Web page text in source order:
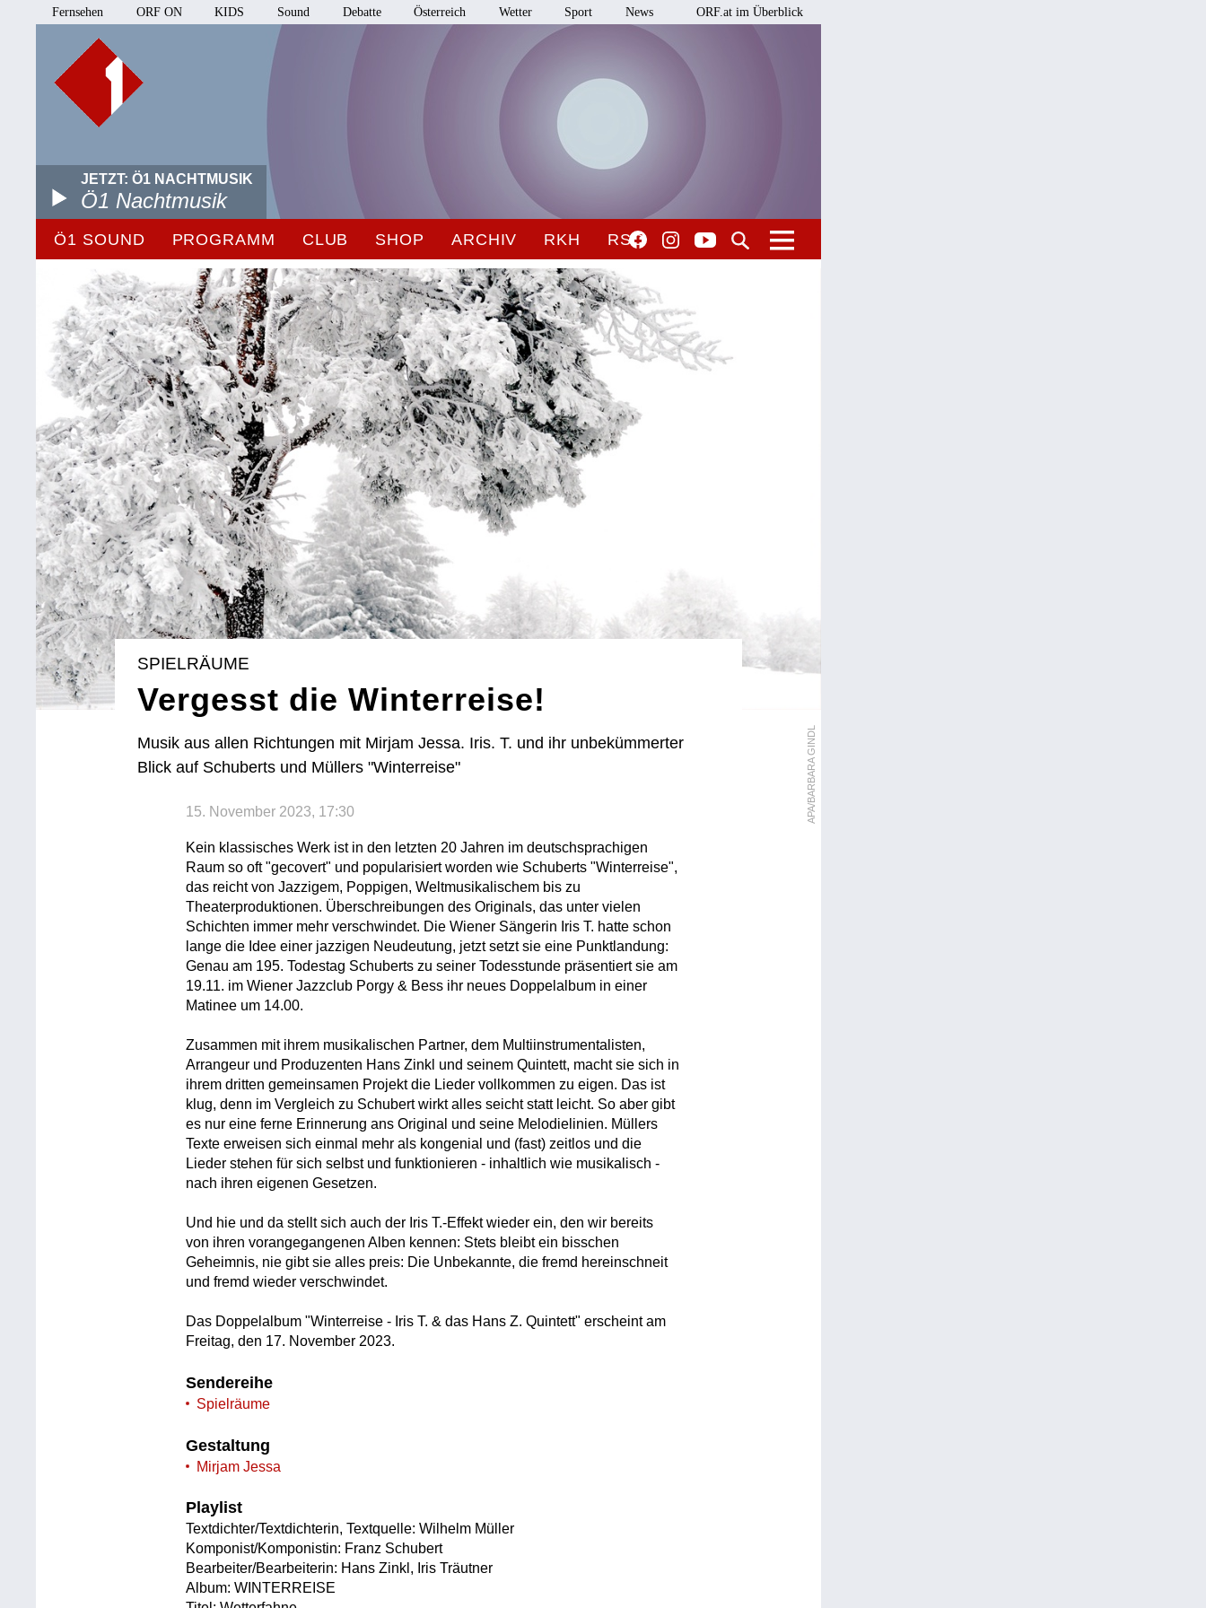
Fernsehen ORF ON KIDS Sound Debatte Österreich Wetter Sport News ORF.at im Überblick
JETZT: Ö1 NACHTMUSIK
Ö1 Nachtmusik
Ö1 SOUND PROGRAMM CLUB SHOP ARCHIV RKH RSO
APA/BARBARA GINDL
SPIELRÄUME
Vergesst die Winterreise!
Musik aus allen Richtungen mit Mirjam Jessa. Iris. T. und ihr unbekümmerter
Blick auf Schuberts und Müllers "Winterreise"
15. November 2023, 17:30
Kein klassisches Werk ist in den letzten 20 Jahren im deutschsprachigen
Raum so oft "gecovert" und popularisiert worden wie Schuberts "Winterreise",
das reicht von Jazzigem, Poppigen, Weltmusikalischem bis zu
Theaterproduktionen. Überschreibungen des Originals, das unter vielen
Schichten immer mehr verschwindet. Die Wiener Sängerin Iris T. hatte schon
lange die Idee einer jazzigen Neudeutung, jetzt setzt sie eine Punktlandung:
Genau am 195. Todestag Schuberts zu seiner Todesstunde präsentiert sie am
19.11. im Wiener Jazzclub Porgy & Bess ihr neues Doppelalbum in einer
Matinee um 14.00.
Zusammen mit ihrem musikalischen Partner, dem Multiinstrumentalisten,
Arrangeur und Produzenten Hans Zinkl und seinem Quintett, macht sie sich in
ihrem dritten gemeinsamen Projekt die Lieder vollkommen zu eigen. Das ist
klug, denn im Vergleich zu Schubert wirkt alles seicht statt leicht. So aber gibt
es nur eine ferne Erinnerung ans Original und seine Melodielinien. Müllers
Texte erweisen sich einmal mehr als kongenial und (fast) zeitlos und die
Lieder stehen für sich selbst und funktionieren - inhaltlich wie musikalisch -
nach ihren eigenen Gesetzen.
Und hie und da stellt sich auch der Iris T.-Effekt wieder ein, den wir bereits
von ihren vorangegangenen Alben kennen: Stets bleibt ein bisschen
Geheimnis, nie gibt sie alles preis: Die Unbekannte, die fremd hereinschneit
und fremd wieder verschwindet.
Das Doppelalbum "Winterreise - Iris T. & das Hans Z. Quintett" erscheint am
Freitag, den 17. November 2023.
Sendereihe
Spielräume
Gestaltung
Mirjam Jessa
Playlist
Textdichter/Textdichterin, Textquelle: Wilhelm Müller
Komponist/Komponistin: Franz Schubert
Bearbeiter/Bearbeiterin: Hans Zinkl, Iris Träutner
Album: WINTERREISE